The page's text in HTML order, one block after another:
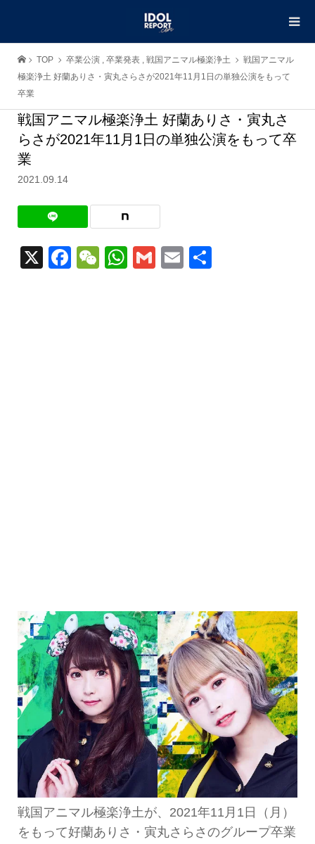
TOP 卒業公演 , 卒業発表 , 戦国アニマル極楽浄土
戦国アニマル
極楽浄土 好蘭ありさ・寅丸さらさが2021年11月1日の単独公演をもって
卒業
戦国アニマル極楽浄土 好蘭ありさ・寅丸さ
らさが2021年11月1日の単独公演をもって卒
業
2021.09.14
X Facebook
WeChat
WhatsApp
GmailEmail
戦国アニマル極楽浄土が、2021年11月1日（月）
をもって好蘭ありさ・寅丸さらさのグループ卒業